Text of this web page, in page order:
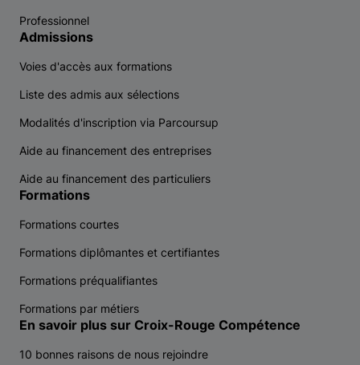
Professionnel
Admissions
Voies d'accès aux formations
Liste des admis aux sélections
Modalités d'inscription via Parcoursup
Aide au financement des entreprises
Aide au financement des particuliers
Formations
Formations courtes
Formations diplômantes et certifiantes
Formations préqualifiantes
Formations par métiers
En savoir plus sur Croix-Rouge Compétence
10 bonnes raisons de nous rejoindre